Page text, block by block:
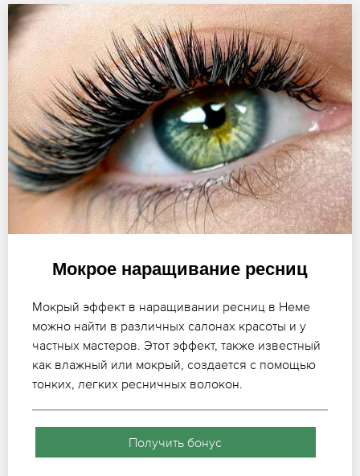
Мокрое наращивание ресниц
Мокрый эффект в наращивании ресниц в Неме
можно найти в различных салонах красоты и у
частных мастеров. Этот эффект, также известный
как влажный или мокрый, создается с помощью
тонких, легких ресничных волокон.
Получить бонус